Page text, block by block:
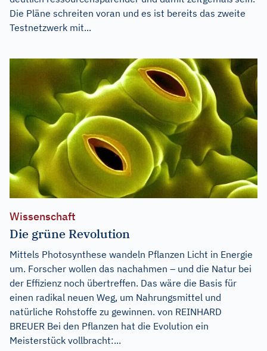
Die Pläne schreiten voran und es ist bereits das zweite
Testnetzwerk mit...
Wissenschaft
Die grüne Revolution
Mittels Photosynthese wandeln Pflanzen Licht in Energie
um. Forscher wollen das nachahmen – und die Natur bei
der Effizienz noch übertreffen. Das wäre die Basis für
einen radikal neuen Weg, um Nahrungsmittel und
natürliche Rohstoffe zu gewinnen. von REINHARD
BREUER Bei den Pflanzen hat die Evolution ein
Meisterstück vollbracht:...